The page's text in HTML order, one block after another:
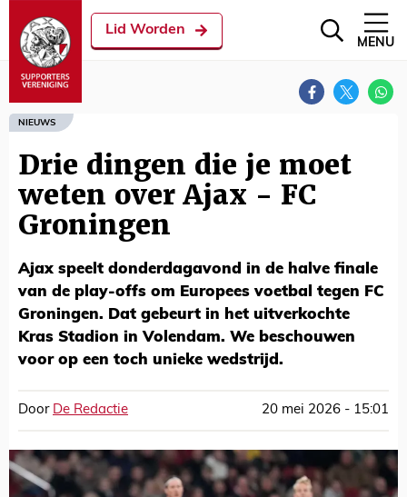
Lid Worden
MENU
NIEUWS
Drie dingen die je moet
weten over Ajax - FC
Groningen
Ajax speelt donderdagavond in de halve finale
van de play-offs om Europees voetbal tegen FC
Groningen. Dat gebeurt in het uitverkochte
Kras Stadion in Volendam. We beschouwen
voor op een toch unieke wedstrijd.
Door De Redactie 20 mei 2026 - 15:01